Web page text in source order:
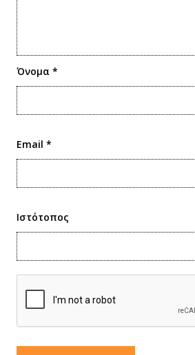
Όνομα *
Email *
Ιστότοπος